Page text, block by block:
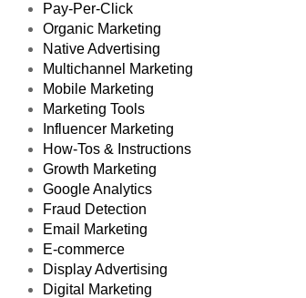
Pay-Per-Click
Organic Marketing
Native Advertising
Multichannel Marketing
Mobile Marketing
Marketing Tools
Influencer Marketing
How-Tos & Instructions
Growth Marketing
Google Analytics
Fraud Detection
Email Marketing
E-commerce
Display Advertising
Digital Marketing